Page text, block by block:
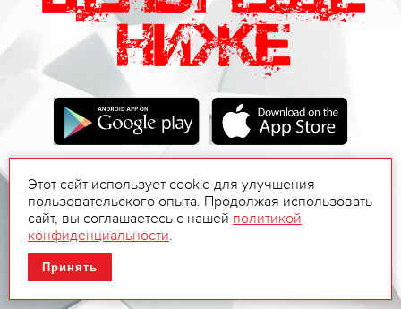
Этот сайт использует cookie для улучшения
пользовательского опыта. Продолжая использовать
сайт, вы соглашаетесь с нашей политикой
конфиденциальности.
Принять